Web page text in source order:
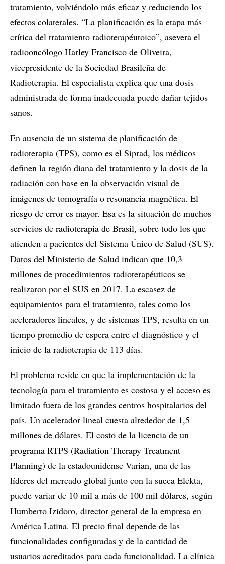
tratamiento, volviéndolo más eficaz y reduciendo los
efectos colaterales. “La planificación es la etapa más
crítica del tratamiento radioterapéutoico”, asevera el
radiooncólogo Harley Francisco de Oliveira,
vicepresidente de la Sociedad Brasileña de
Radioterapia. El especialista explica que una dosis
administrada de forma inadecuada puede dañar tejidos
sanos.
En ausencia de un sistema de planificación de
radioterapia (TPS), como es el Siprad, los médicos
definen la región diana del tratamiento y la dosis de la
radiación con base en la observación visual de
imágenes de tomografía o resonancia magnética. El
riesgo de error es mayor. Esa es la situación de muchos
servicios de radioterapia de Brasil, sobre todo los que
atienden a pacientes del Sistema Único de Salud (SUS).
Datos del Ministerio de Salud indican que 10,3
millones de procedimientos radioterapéuticos se
realizaron por el SUS en 2017. La escasez de
equipamientos para el tratamiento, tales como los
aceleradores lineales, y de sistemas TPS, resulta en un
tiempo promedio de espera entre el diagnóstico y el
inicio de la radioterapia de 113 días.
El problema reside en que la implementación de la
tecnología para el tratamiento es costosa y el acceso es
limitado fuera de los grandes centros hospitalarios del
país. Un acelerador lineal cuesta alrededor de 1,5
millones de dólares. El costo de la licencia de un
programa RTPS (Radiation Therapy Treatment
Planning) de la estadounidense Varian, una de las
líderes del mercado global junto con la sueca Elekta,
puede variar de 10 mil a más de 100 mil dólares, según
Humberto Izidoro, director general de la empresa en
América Latina. El precio final depende de las
funcionalidades configuradas y de la cantidad de
usuarios acreditados para cada funcionalidad. La clínica